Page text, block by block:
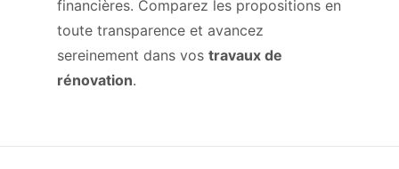
financières. Comparez les propositions en
toute transparence et avancez
sereinement dans vos travaux de
rénovation.